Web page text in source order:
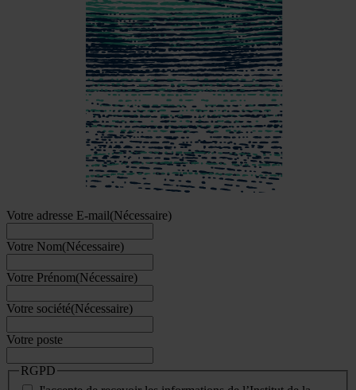
Votre adresse E-mail(Nécessaire)
Votre Nom(Nécessaire)
Votre Prénom(Nécessaire)
Votre société(Nécessaire)
Votre poste
RGPD